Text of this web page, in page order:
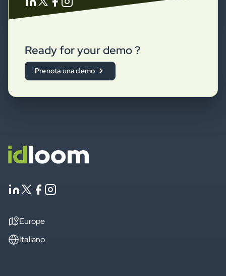
Ready for your demo ?
Prenota una demo
Europe
Italiano